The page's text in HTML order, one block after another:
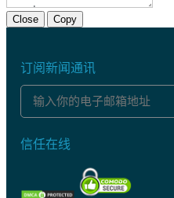
Close Copy
订阅新闻通讯
信任在线